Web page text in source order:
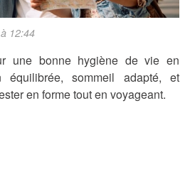
12:44
une bonne hygiène de vie en
équilibrée, sommeil adapté, et
en forme tout en voyageant.